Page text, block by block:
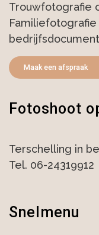
Trouwfotografie
Maak een afspraak
Fotoshoot
Terschelling in
Tel. 06-24319912
Snelmenu